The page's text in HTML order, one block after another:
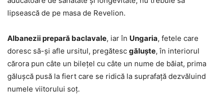
lipsească de pe masa de Revelion.
Albanezii prepară baclavale, iar în Ungaria, fetele care
doresc să-şi afle ursitul, pregătesc găluşte, în interiorul
cărora pun câte un bileţel cu câte un nume de băiat, prima
găluşcă pusă la fiert care se ridică la suprafaţă dezvăluind
numele viitorului soţ.